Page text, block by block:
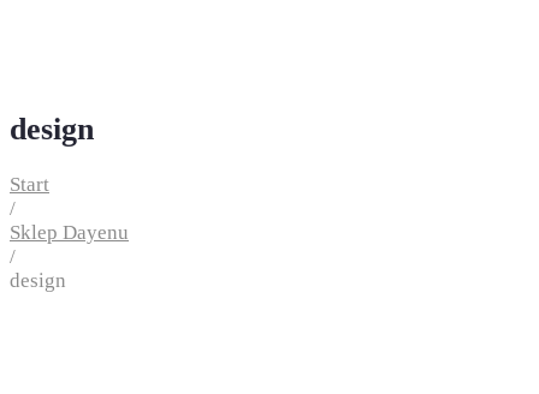
design
Start
/
Sklep Dayenu
/
design